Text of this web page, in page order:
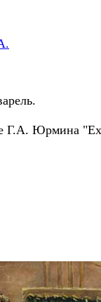
Г.А. Юрмина